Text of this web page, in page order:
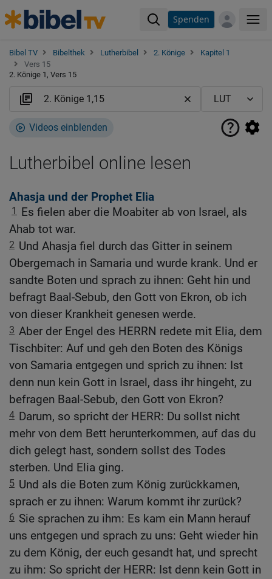
Spenden
Bibel TV Bibelthek Lutherbibel 2. Könige
Kapitel 1
Vers 15
2. Könige 1, Vers 15
Videos einblenden
Lutherbibel online lesen
Ahasja und der Prophet Elia
1
Es fielen aber die Moabiter ab von Israel, als
Ahab tot war.
2 Und Ahasja fiel durch das Gitter in seinem
Obergemach in Samaria und wurde krank. Und er
sandte Boten und sprach zu ihnen: Geht hin und
befragt Baal-Sebub, den Gott von Ekron, ob ich
von dieser Krankheit genesen werde.
3 Aber der Engel des HERRN redete mit Elia, dem
Tischbiter: Auf und geh den Boten des Königs
von Samaria entgegen und sprich zu ihnen: Ist
denn nun kein Gott in Israel, dass ihr hingeht, zu
befragen Baal-Sebub, den Gott von Ekron?
4 Darum, so spricht der HERR: Du sollst nicht
mehr von dem Bett herunterkommen, auf das du
dich gelegt hast, sondern sollst des Todes
sterben. Und Elia ging.
5 Und als die Boten zum König zurückkamen,
sprach er zu ihnen: Warum kommt ihr zurück?
6 Sie sprachen zu ihm: Es kam ein Mann herauf
uns entgegen und sprach zu uns: Geht wieder hin
zu dem König, der euch gesandt hat, und sprecht
zu ihm: So spricht der HERR: Ist denn kein Gott in